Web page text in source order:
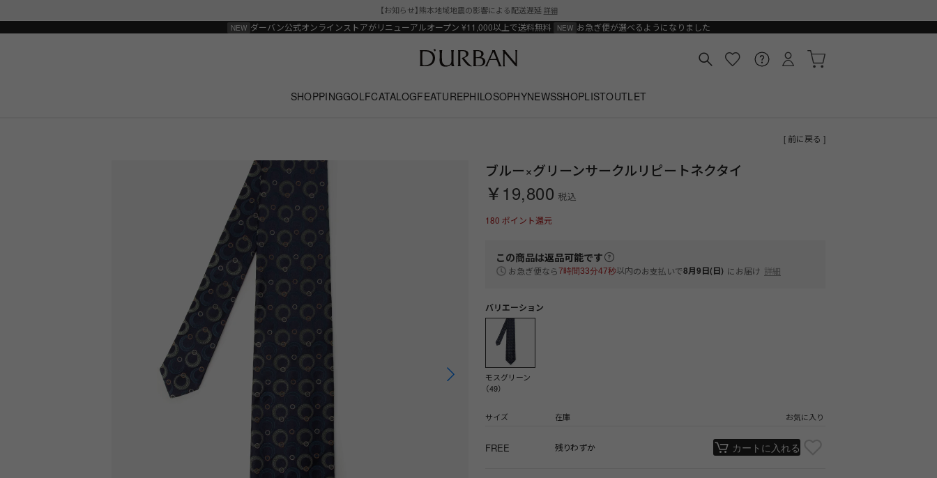
【お知らせ】熊本地域地震の影響による配送遅延 詳細
ダーバン公式オンラインストアがリニューアルオープン ¥11,000以上で送料無料 お急ぎ便が選べるようになりました
SHOPPINGGOLFCATALOGFEATUREPHILOSOPHYNEWSSHOPLISTOUTLET
[ 前に戻る ]
ブルー×グリーンサークルリピートネクタイ
￥19,800 税込
180 ポイント還元
この商品は返品可能です
お急ぎ便なら7時間33分47秒以内のお支払いで8月9日(日) にお届け 詳細
バリエーション
モスグリーン
（49）
サイズ 在庫 お気に入り
FREE 残りわずか カートに入れる